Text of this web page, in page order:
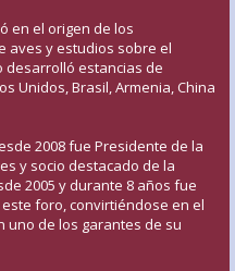
en el origen de los
aves y estudios sobre el
desarrolló estancias de
Unidos, Brasil, Armenia, China
2008 fue Presidente de la
y socio destacado de la
2005 y durante 8 años fue
foro, convirtiéndose en el
uno de los garantes de su